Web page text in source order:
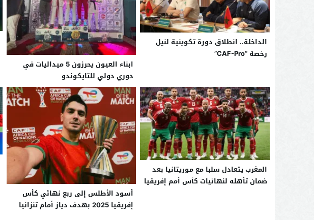
الداخلة.. انطلاق دورة تكوينية لنيل
رخصة “CAF-Pro”
ابناء العيون يحرزون 5 ميداليات في
دوري دولي للتايكوندو
المغرب يتعادل سلبا مع موريتانيا بعد
ضمان تأهله لنهائيات كأس أمم إفريقيا
أسود الأطلس إلى ربع نهائي كأس
إفريقيا 2025 بهدف دياز أمام تنزانيا